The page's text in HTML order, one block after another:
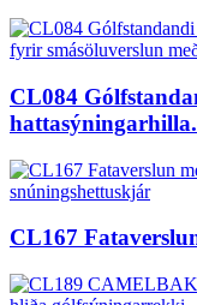
CL084
CL167